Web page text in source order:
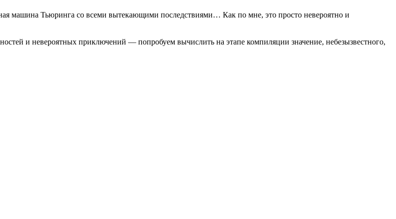
машина Тьюринга со всеми вытекающими последствиями… Как по мне, это просто невероятно и
и невероятных приключений — попробуем вычислить на этапе компиляции значение, небезызвестного,